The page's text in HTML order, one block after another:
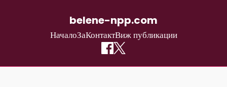
belene-npp.com
НачалоЗаКонтактВиж публикации